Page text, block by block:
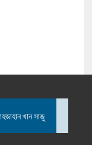
খান সাজু